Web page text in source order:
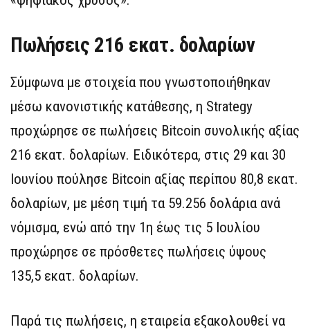
Πωλήσεις 216 εκατ. δολαρίων
Σύμφωνα με στοιχεία που γνωστοποιήθηκαν
μέσω κανονιστικής κατάθεσης, η Strategy
προχώρησε σε πωλήσεις Bitcoin συνολικής αξίας
216 εκατ. δολαρίων. Ειδικότερα, στις 29 και 30
Ιουνίου πούλησε Bitcoin αξίας περίπου 80,8 εκατ.
δολαρίων, με μέση τιμή τα 59.256 δολάρια ανά
νόμισμα, ενώ από την 1η έως τις 5 Ιουλίου
προχώρησε σε πρόσθετες πωλήσεις ύψους
135,5 εκατ. δολαρίων.
Παρά τις πωλήσεις, η εταιρεία εξακολουθεί να